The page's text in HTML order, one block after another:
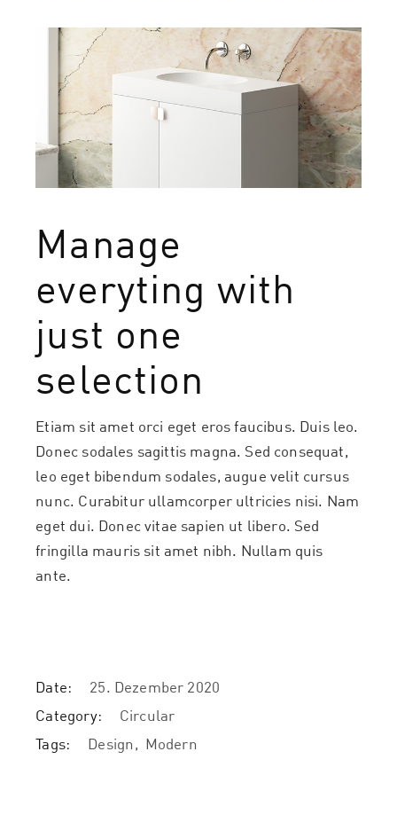
Manage
everyting with
just one
selection
Etiam sit amet orci eget eros faucibus. Duis leo.
Donec sodales sagittis magna. Sed consequat,
leo eget bibendum sodales, augue velit cursus
nunc. Curabitur ullamcorper ultricies nisi. Nam
eget dui. Donec vitae sapien ut libero. Sed
fringilla mauris sit amet nibh. Nullam quis
ante.
Date:
25. Dezember 2020
Category:
Circular
Tags:
Design Modern